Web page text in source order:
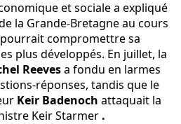
et sociale a expliqué
la Grande-Bretagne au cours
compromettre sa
plus développés. En juillet, la
Reevesa fondu en larmes
réponses, tandis que le
Keir Badenoch attaquait la
Keir Starmer .